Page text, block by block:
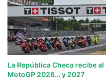
La República Checa recibe al
MotoGP 2026… y 2027